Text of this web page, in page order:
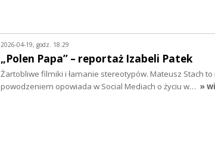
2026-04-19, godz. 18:29
„Polen Papa” – reportaż Izabeli Patek
Żartobliwe filmiki i łamanie stereotypów. Mateusz Stach
powodzeniem opowiada w Social Mediach o życiu w… »